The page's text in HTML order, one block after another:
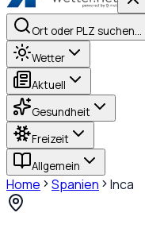
Ort oder PLZ suchen…
Wetter
Aktuell
Gesundheit
Freizeit
Allgemein
Home Spanien Inca